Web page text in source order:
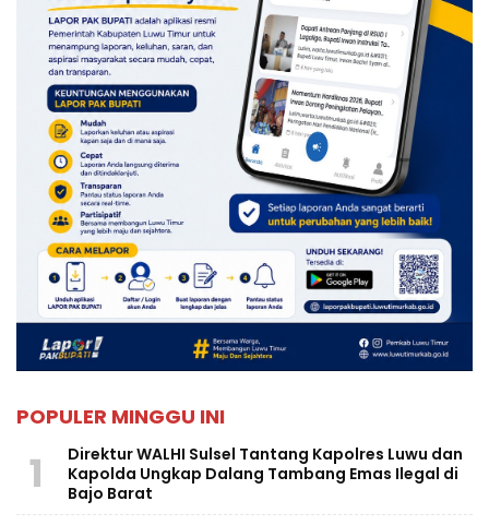
POPULER MINGGU INI
1
Direktur WALHI Sulsel Tantang Kapolres Luwu dan
Kapolda Ungkap Dalang Tambang Emas Ilegal di
Bajo Barat